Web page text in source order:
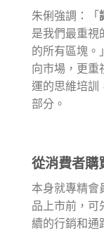
朱俐強調：「
是我們最重視
的所有區塊。
向市場，更重
運的思維培訓
部分。
從消費者購
本身就專精會
品上市前，可
續的行銷和通